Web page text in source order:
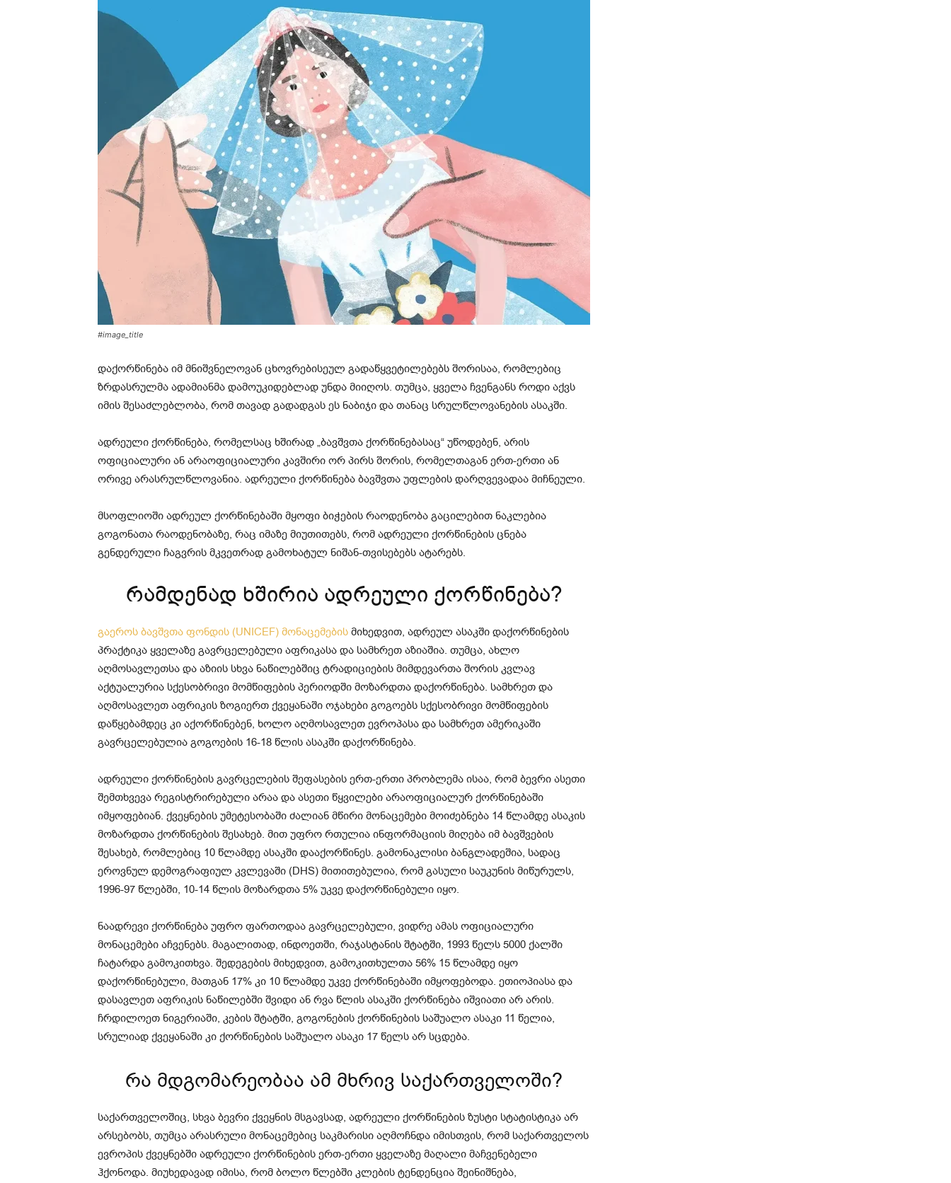
#image_title
დაქორწინება იმ მნიშვნელოვან ცხოვრებისეულ გადაწყვეტილებებს შორისაა, რომლებიც
ზრდასრულმა ადამიანმა დამოუკიდებლად უნდა მიიღოს. თუმცა, ყველა ჩვენგანს როდი აქვს
იმის შესაძლებლობა, რომ თავად გადადგას ეს ნაბიჯი და თანაც სრულწლოვანების ასაკში.
ადრეული ქორწინება, რომელსაც ხშირად „ბავშვთა ქორწინებასაც“ უწოდებენ, არის
ოფიციალური ან არაოფიციალური კავშირი ორ პირს შორის, რომელთაგან ერთ-ერთი ან
ორივე არასრულწლოვანია. ადრეული ქორწინება ბავშვთა უფლების დარღვევადაა მიჩნეული.
მსოფლიოში ადრეულ ქორწინებაში მყოფი ბიჭების რაოდენობა გაცილებით ნაკლებია
გოგონათა რაოდენობაზე, რაც იმაზე მიუთითებს, რომ ადრეული ქორწინების ცნება
გენდერული ჩაგვრის მკვეთრად გამოხატულ ნიშან-თვისებებს ატარებს.
რამდენად ხშირია ადრეული ქორწინება?
გაეროს ბავშვთა ფონდის (UNICEF) მონაცემების მიხედვით, ადრეულ ასაკში დაქორწინების
პრაქტიკა ყველაზე გავრცელებული აფრიკასა და სამხრეთ აზიაშია. თუმცა, ახლო
აღმოსავლეთსა და აზიის სხვა ნაწილებშიც ტრადიციების მიმდევართა შორის კვლავ
აქტუალურია სქესობრივი მომწიფების პერიოდში მოზარდთა დაქორწინება. სამხრეთ და
აღმოსავლეთ აფრიკის ზოგიერთ ქვეყანაში ოჯახები გოგოებს სქესობრივი მომწიფების
დაწყებამდეც კი აქორწინებენ, ხოლო აღმოსავლეთ ევროპასა და სამხრეთ ამერიკაში
გავრცელებულია გოგოების 16-18 წლის ასაკში დაქორწინება.
ადრეული ქორწინების გავრცელების შეფასების ერთ-ერთი პრობლემა ისაა, რომ ბევრი ასეთი
შემთხვევა რეგისტრირებული არაა და ასეთი წყვილები არაოფიციალურ ქორწინებაში
იმყოფებიან. ქვეყნების უმეტესობაში ძალიან მწირი მონაცემები მოიძებნება 14 წლამდე ასაკის
მოზარდთა ქორწინების შესახებ. მით უფრო რთულია ინფორმაციის მიღება იმ ბავშვების
შესახებ, რომლებიც 10 წლამდე ასაკში დააქორწინეს. გამონაკლისი ბანგლადეშია, სადაც
ეროვნულ დემოგრაფიულ კვლევაში (DHS) მითითებულია, რომ გასული საუკუნის მიწურულს,
1996-97 წლებში, 10-14 წლის მოზარდთა 5% უკვე დაქორწინებული იყო.
ნაადრევი ქორწინება უფრო ფართოდაა გავრცელებული, ვიდრე ამას ოფიციალური
მონაცემები აჩვენებს. მაგალითად, ინდოეთში, რაჯასტანის შტატში, 1993 წელს 5000 ქალში
ჩატარდა გამოკითხვა. შედეგების მიხედვით, გამოკითხულთა 56% 15 წლამდე იყო
დაქორწინებული, მათგან 17% კი 10 წლამდე უკვე ქორწინებაში იმყოფებოდა. ეთიოპიასა და
დასავლეთ აფრიკის ნაწილებში შვიდი ან რვა წლის ასაკში ქორწინება იშვიათი არ არის.
ჩრდილოეთ ნიგერიაში, კების შტატში, გოგონების ქორწინების საშუალო ასაკი 11 წელია,
სრულიად ქვეყანაში კი ქორწინების საშუალო ასაკი 17 წელს არ სცდება.
რა მდგომარეობაა ამ მხრივ საქართველოში?
საქართველოშიც, სხვა ბევრი ქვეყნის მსგავსად, ადრეული ქორწინების ზუსტი სტატისტიკა არ
არსებობს, თუმცა არასრული მონაცემებიც საკმარისი აღმოჩნდა იმისთვის, რომ საქართველოს
ევროპის ქვეყნებში ადრეული ქორწინების ერთ-ერთი ყველაზე მაღალი მაჩვენებელი
ჰქონოდა. მიუხედავად იმისა, რომ ბოლო წლებში კლების ტენდენცია შეინიშნება,